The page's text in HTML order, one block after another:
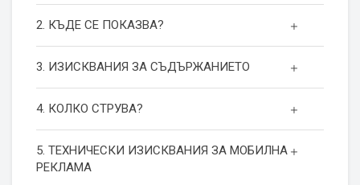
2. КЪДЕ СЕ ПОКАЗВА?
3. ИЗИСКВАНИЯ ЗА СЪДЪРЖАНИЕТО
4. КОЛКО СТРУВА?
5. ТЕХНИЧЕСКИ ИЗИСКВАНИЯ ЗА МОБИЛНА
РЕКЛАМА